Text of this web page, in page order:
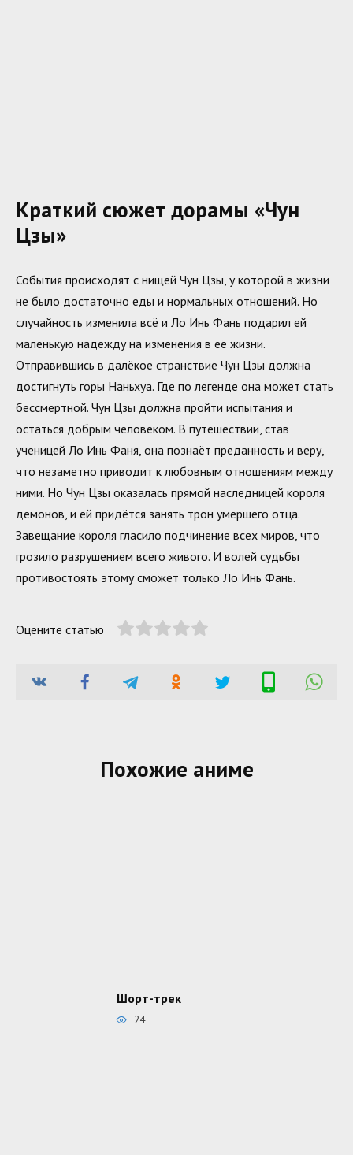
Краткий сюжет дорамы «Чун
Цзы»
События происходят с нищей Чун Цзы, у которой в жизни
не было достаточно еды и нормальных отношений. Но
случайность изменила всё и Ло Инь Фань подарил ей
маленькую надежду на изменения в её жизни.
Отправившись в далёкое странствие Чун Цзы должна
достигнуть горы Наньхуа. Где по легенде она может стать
бессмертной. Чун Цзы должна пройти испытания и
остаться добрым человеком. В путешествии, став
ученицей Ло Инь Фаня, она познаёт преданность и веру,
что незаметно приводит к любовным отношениям между
ними. Но Чун Цзы оказалась прямой наследницей короля
демонов, и ей придётся занять трон умершего отца.
Завещание короля гласило подчинение всех миров, что
грозило разрушением всего живого. И волей судьбы
противостоять этому сможет только Ло Инь Фань.
Оцените статью
Похожие аниме
Шорт-трек
24